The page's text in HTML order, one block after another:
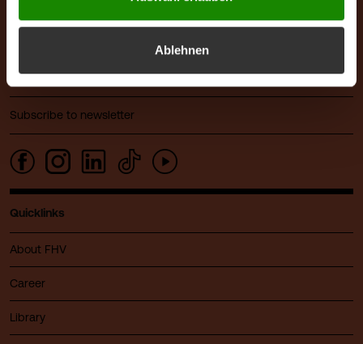
Ablehnen
Sponsor: illwerke vkw
Subscribe to newsletter
Quicklinks
About FHV
Career
Library